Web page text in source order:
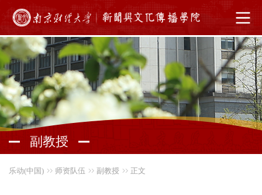
副教授
乐动(中国) 师资队伍 副教授 正文